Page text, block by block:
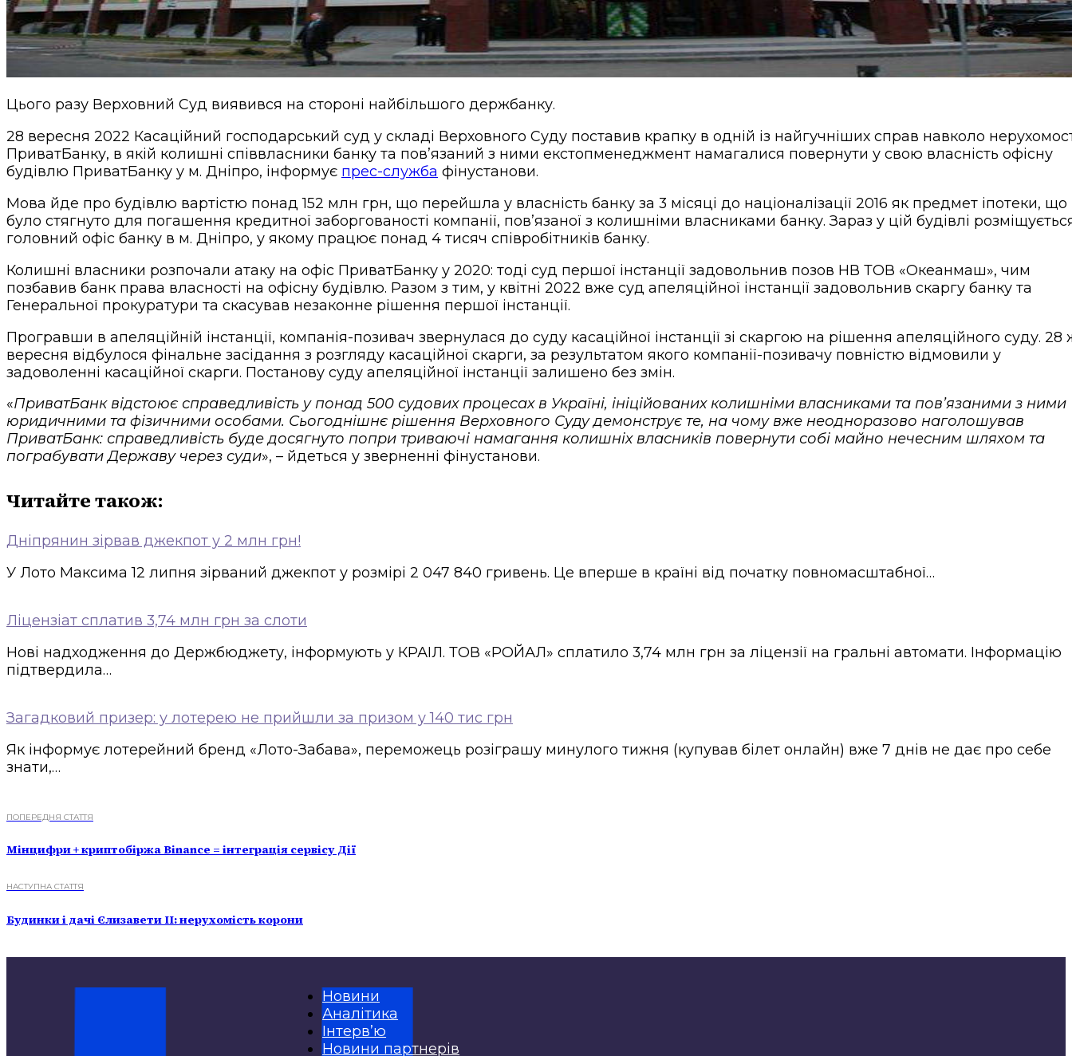
Цього разу Верховний Суд виявився на стороні найбільшого держбанку.
28 вересня 2022 Касаційний господарський суд у складі Верховного Суду поставив крапку в одній із найгучніших справ навколо
ПриватБанку, в якій колишні співвласники банку та пов’язаний з ними екстопменеджмент намагалися повернути у свою власність офісну
будівлю ПриватБанку у м. Дніпро, інформує прес-служба фінустанови.
Мова йде про будівлю вартістю понад 152 млн грн, що перейшла у власність банку за 3 місяці до націоналізації 2016 як предмет іпотеки, що
було стягнуто для погашення кредитної заборгованості компанії, пов’язаної з колишніми власниками банку. Зараз у цій будівлі
головний офіс банку в м. Дніпро, у якому працює понад 4 тисяч співробітників банку.
Колишні власники розпочали атаку на офіс ПриватБанку у 2020: тоді суд першої інстанції задовольнив позов НВ ТОВ «Океанмаш», чим
позбавив банк права власності на офісну будівлю. Разом з тим, у квітні 2022 вже суд апеляційної інстанції задовольнив скаргу банку та
Генеральної прокуратури та скасував незаконне рішення першої інстанції.
Програвши в апеляційній інстанції, компанія-позивач звернулася до суду касаційної інстанції зі скаргою на рішення апеляційного суду. 28
вересня відбулося фінальне засідання з розгляду касаційної скарги, за результатом якого компанії-позивачу повністю відмовили у
задоволенні касаційної скарги. Постанову суду апеляційної інстанції залишено без змін.
«ПриватБанк відстоює справедливість у понад 500 судових процесах в Україні, ініційованих колишніми власниками та пов’язаними з ними
юридичними та фізичними особами. Сьогоднішнє рішення Верховного Суду демонструє те, на чому вже неодноразово наголошував
ПриватБанк: справедливість буде досягнуто попри триваючі намагання колишніх власників повернути собі майно нечесним шляхом та
пограбувати Державу через суди», – йдеться у зверненні фінустанови.
Читайте також:
Дніпрянин зірвав джекпот у 2 млн грн!
У Лото Максима 12 липня зірваний джекпот у розмірі 2 047 840 гривень. Це вперше в країні від початку повномасштабної…
Ліцензіат сплатив 3,74 млн грн за слоти
Нові надходження до Держбюджету, інформують у КРАІЛ. ТОВ «РОЙАЛ» сплатило 3,74 млн грн за ліцензії на гральні автомати. Інформацію
підтвердила…
Загадковий призер: у лотерею не прийшли за призом у 140 тис грн
Як інформує лотерейний бренд «Лото-Забава», переможець розіграшу минулого тижня (купував білет онлайн) вже 7 днів не дає про себе
знати,…
ПОПЕРЕДНЯ СТАТТЯ
Мінцифри + криптобіржа Binance = інтеграція сервісу Дії
НАСТУПНА СТАТТЯ
Будинки і дачі Єлизавети ІІ: нерухомість корони
Новини
Аналітика
Інтерв’ю
Новини партнерів